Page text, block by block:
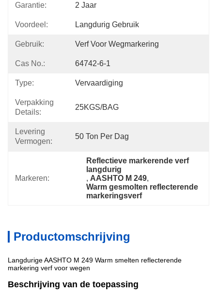
Garantie: 2 Jaar
Voordeel: Langdurig Gebruik
Gebruik: Verf Voor Wegmarkering
Cas No.: 64742-6-1
Type: Vervaardiging
Verpakking
Details:
25KGS/BAG
Levering
Vermogen:
50 Ton Per Dag
Markeren:
Reflectieve markerende verf
langdurig
, AASHTO M 249,
Warm gesmolten reflecterende
markeringsverf
Productomschrijving
Langdurige AASHTO M 249 Warm smelten reflecterende
markering verf voor wegen
Beschrijving van de toepassing